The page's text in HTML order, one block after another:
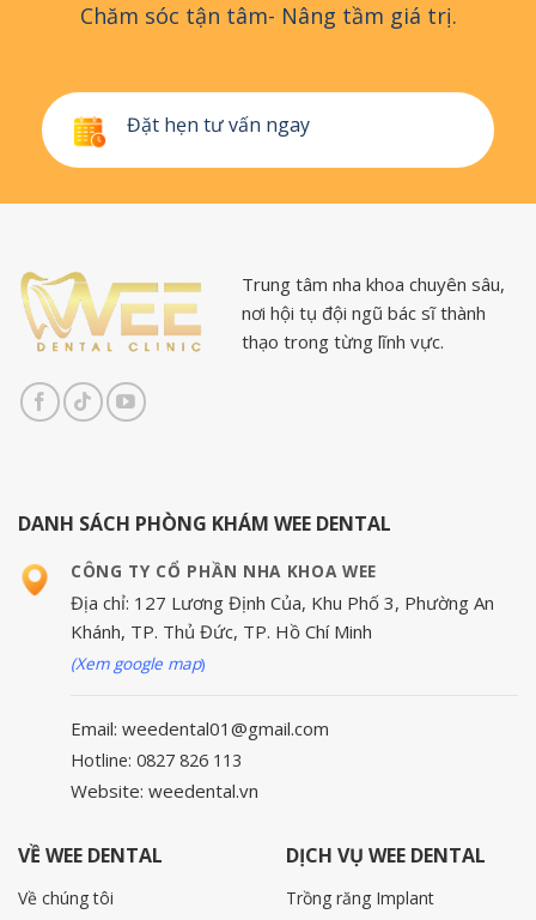
Chăm sóc tận tâm- Nâng tầm giá trị.
Đặt hẹn tư vấn ngay
Trung tâm nha khoa chuyên sâu,
nơi hội tụ đội ngũ bác sĩ thành
thạo trong từng lĩnh vực.
DANH SÁCH PHÒNG KHÁM WEE DENTAL
CÔNG TY CỔ PHẦN NHA KHOA WEE
Địa chỉ: 127 Lương Định Của, Khu Phố 3, Phường An
Khánh, TP. Thủ Đức, TP. Hồ Chí Minh
(Xem google map)
Email: weedental01@gmail.com
Hotline: 0827 826 113
Website: weedental.vn
VỀ WEE DENTAL
Về chúng tôi
DỊCH VỤ WEE DENTAL
Trồng răng Implant